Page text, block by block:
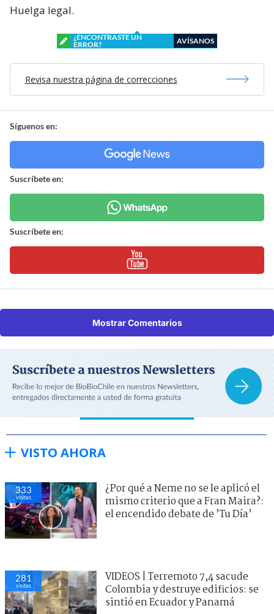
Huelga legal.
¿ENCONTRASTE UN
ERROR?
AVÍSANOS
Revisa nuestra página de correcciones
Síguenos en:
Suscríbete en:
Suscríbete en:
Mostrar Comentarios
VISTO AHORA
333
visitas
¿Por qué a Neme no se le aplicó el
mismo criterio que a Fran Maira?:
el encendido debate de ’Tu Día’
281
visitas
VIDEOS | Terremoto 7,4 sacude
Colombia y destruye edificios: se
sintió en Ecuador y Panamá